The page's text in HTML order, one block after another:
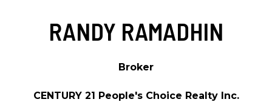
RANDY RAMADHIN
Broker
CENTURY 21 People's Choice Realty Inc.